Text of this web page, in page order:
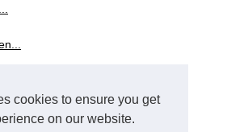
cookies to ensure you get
on our website.
Projet